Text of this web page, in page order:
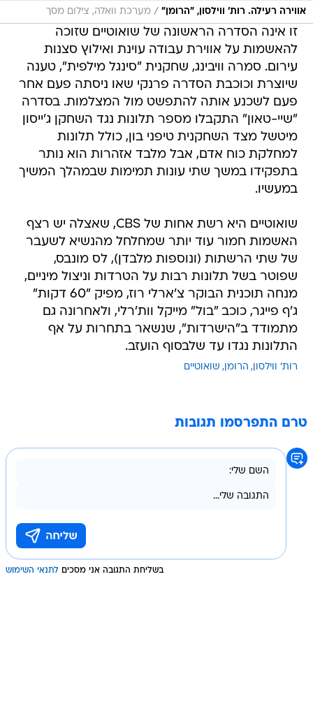
אווירה רעילה. רות' ווילסון, "הרומן" / מערכת וואלה, צילום מסך
זו אינה הסדרה הראשונה של שואוטיים שזוכה
להאשמות על אווירת עבודה עוינת ואילוץ סצנות
עירום. סמרה וויבינג, שחקנית "סינגל מילפית", טענה
שיוצרת וכוכבת הסדרה פרנקי שאו ניסתה פעם אחר
פעם לשכנע אותה להתפשט מול המצלמות. בסדרה
"שיי-טאון" התקבלו מספר תלונות נגד השחקן ג'ייסון
מיטשל מצד השחקנית טיפני בון, כולל תלונות
למחלקת כוח אדם, אבל מלבד אזהרות הוא נותר
בתפקידו במשך שתי עונות תמימות שבמהלך המשיך
במעשיו.
שואוטיים היא רשת אחות של CBS, שאצלה יש רצף
האשמות חמור עוד יותר שמחלחל מהנשיא לשעבר
של שתי הרשתות (ונוספות מלבדן), לס מונבס,
שפוטר בשל תלונות רבות על הטרדות וניצול מיניים,
מנחה תוכנית הבוקר צ'ארלי רוז, מפיק "60 דקות"
ג'ף פייגר, כוכב "בול" מייקל וות'רלי, ולאחרונה גם
מתמודד ב"הישרדות", שנשאר בתחרות על אף
התלונות נגדו עד שלבסוף הועזב.
רות' ווילסון הרומן שואוטיים
טרם התפרסמו תגובות
בשליחת התגובה אני מסכים לתנאי השימוש